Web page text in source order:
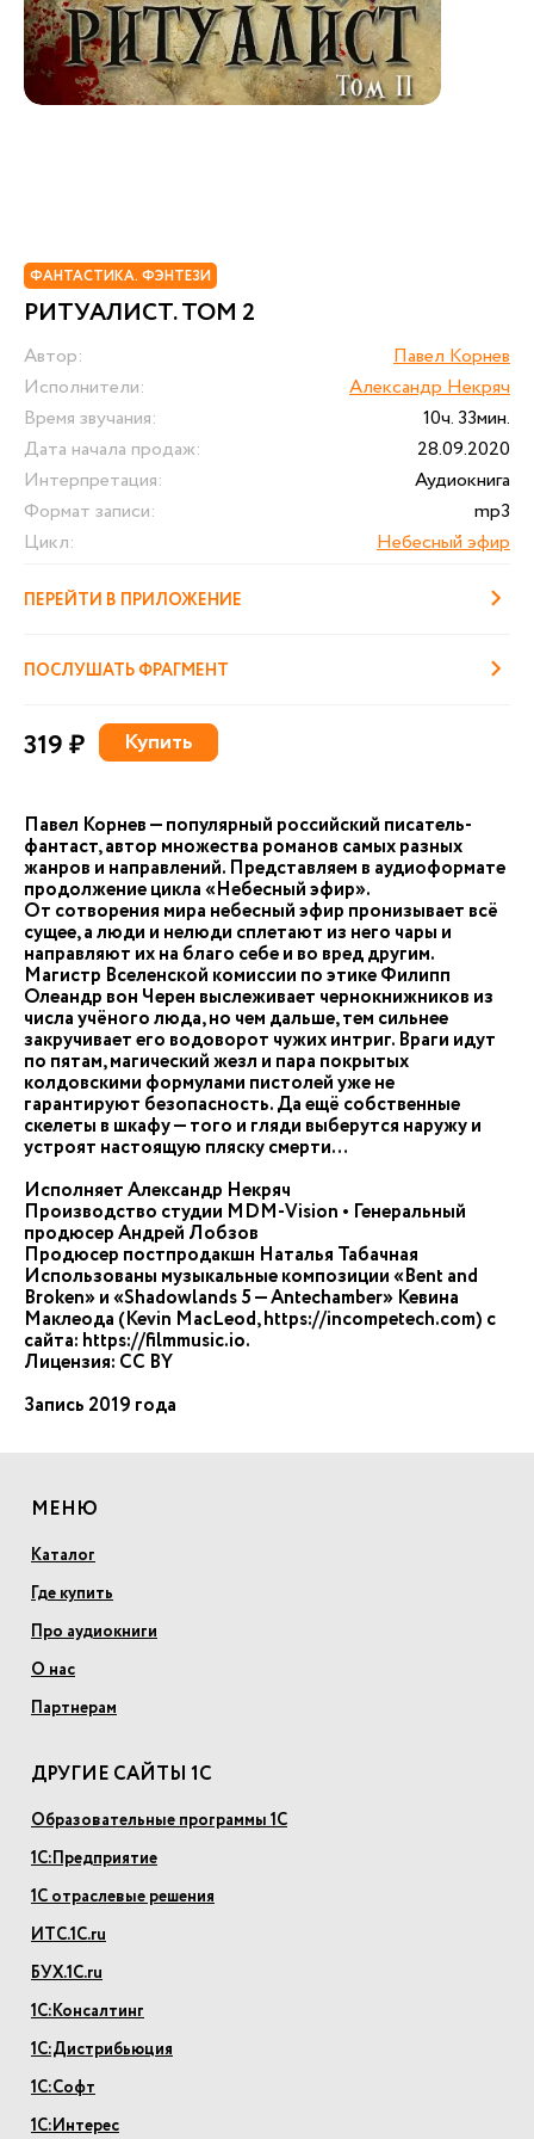
ФАНТАСТИКА. ФЭНТЕЗИ
РИТУАЛИСТ. ТОМ 2
Автор:
Павел Корнев
Исполнители:
Александр Некряч
Время звучания:
10ч. 33мин.
Дата начала продаж:
28.09.2020
Интерпретация:
Аудиокнига
Формат записи:
mp3
Цикл:
Небесный эфир
ПЕРЕЙТИ В ПРИЛОЖЕНИЕ
ПОСЛУШАТЬ ФРАГМЕНТ
319 ₽ Купить
Павел Корнев — популярный российский писатель-
фантаст, автор множества романов самых разных
жанров и направлений. Представляем в аудиоформате
продолжение цикла «Небесный эфир».
От сотворения мира небесный эфир пронизывает всё
сущее, а люди и нелюди сплетают из него чары и
направляют их на благо себе и во вред другим.
Магистр Вселенской комиссии по этике Филипп
Олеандр вон Черен выслеживает чернокнижников из
числа учёного люда, но чем дальше, тем сильнее
закручивает его водоворот чужих интриг. Враги идут
по пятам, магический жезл и пара покрытых
колдовскими формулами пистолей уже не
гарантируют безопасность. Да ещё собственные
скелеты в шкафу — того и гляди выберутся наружу и
устроят настоящую пляску смерти…
Исполняет Александр Некряч
Производство студии MDM-Vision • Генеральный
продюсер Андрей Лобзов
Продюсер постпродакшн Наталья Табачная
Использованы музыкальные композиции «Bent and
Broken» и «Shadowlands 5 — Antechamber» Кевина
Маклеода (Kevin MacLeod, https://incompetech.com) с
сайта: https://filmmusic.io.
Лицензия: CC BY
Запись 2019 года
МЕНЮ
Каталог
Где купить
Про аудиокниги
О нас
Партнерам
ДРУГИЕ САЙТЫ 1С
Образовательные программы 1С
1С:Предприятие
1С отраслевые решения
ИТС.1С.ru
БУХ.1С.ru
1С:Консалтинг
1С:Дистрибьюция
1С:Софт
1С:Интерес